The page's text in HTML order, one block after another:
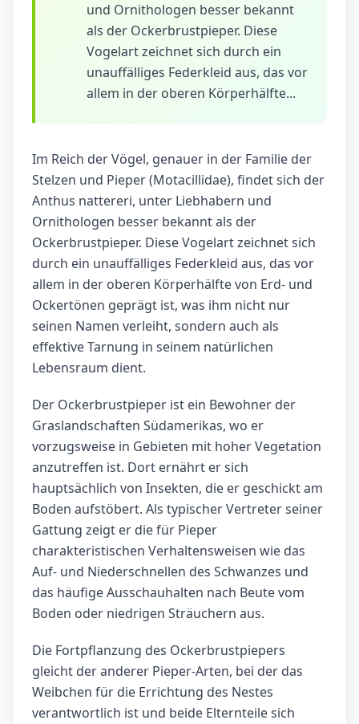
und Ornithologen besser bekannt
als der Ockerbrustpieper. Diese
Vogelart zeichnet sich durch ein
unauffälliges Federkleid aus, das vor
allem in der oberen Körperhälfte...
Im Reich der Vögel, genauer in der Familie der
Stelzen und Pieper (Motacillidae), findet sich der
Anthus nattereri, unter Liebhabern und
Ornithologen besser bekannt als der
Ockerbrustpieper. Diese Vogelart zeichnet sich
durch ein unauffälliges Federkleid aus, das vor
allem in der oberen Körperhälfte von Erd- und
Ockertönen geprägt ist, was ihm nicht nur
seinen Namen verleiht, sondern auch als
effektive Tarnung in seinem natürlichen
Lebensraum dient.
Der Ockerbrustpieper ist ein Bewohner der
Graslandschaften Südamerikas, wo er
vorzugsweise in Gebieten mit hoher Vegetation
anzutreffen ist. Dort ernährt er sich
hauptsächlich von Insekten, die er geschickt am
Boden aufstöbert. Als typischer Vertreter seiner
Gattung zeigt er die für Pieper
charakteristischen Verhaltensweisen wie das
Auf- und Niederschnellen des Schwanzes und
das häufige Ausschauhalten nach Beute vom
Boden oder niedrigen Sträuchern aus.
Die Fortpflanzung des Ockerbrustpiepers
gleicht der anderer Pieper-Arten, bei der das
Weibchen für die Errichtung des Nestes
verantwortlich ist und beide Elternteile sich